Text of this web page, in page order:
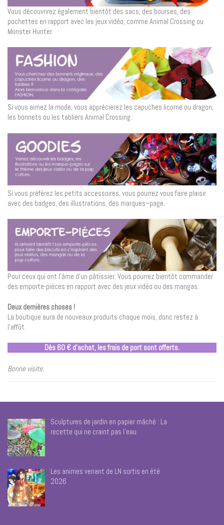
Vous découvrirez également bientôt des sacs, des bourses, des
pochettes en rapport avec les jeux vidéo, comme Animal Crossing ou
Monster Hunter.
Si vous aimez la mode, vous apprécierez les capuches licorne ou dragon,
les bonnets ou les tabliers Animal Crossing.
Si vous préférez les petits accessoires, vous pourrez vous faire plaisir
avec des badges, des illustrations, des marques–page.
Pour ceux qui ont l’âme d’un pâtissier. Vous pourrez bientôt commander
des emporte-pièces en rapport avec des jeux vidéo ou des mangas.
Deux dernières choses !
La boutique aura de nouveaux produits chaque mois, donc restez à
l’affût.
Dès 60 € d’achat, les frais de port sont offerts.
Bonne visite.
Sculptures de jardin en papier mâché : La
recette qui ne craint pas l’eau
Les animes venant de LN sortis en été
2026